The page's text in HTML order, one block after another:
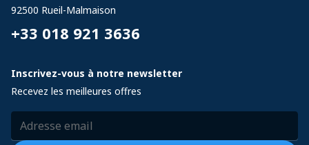
92500 Rueil-Malmaison
+33 018 921 3636
Inscrivez-vous à notre newsletter
Recevez les meilleures offres